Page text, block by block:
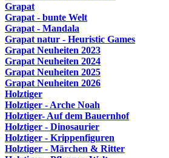
Grapat
Grapat - bunte Welt
Grapat - Mandala
Grapat natur - Heuristic Games
Grapat Neuheiten 2023
Grapat Neuheiten 2024
Grapat Neuheiten 2025
Grapat Neuheiten 2026
Holztiger
Holztiger - Arche Noah
Holztiger- Auf dem Bauernhof
Holztiger - Dinosaurier
Holztiger - Krippenfiguren
Holztiger - Märchen & Ritter